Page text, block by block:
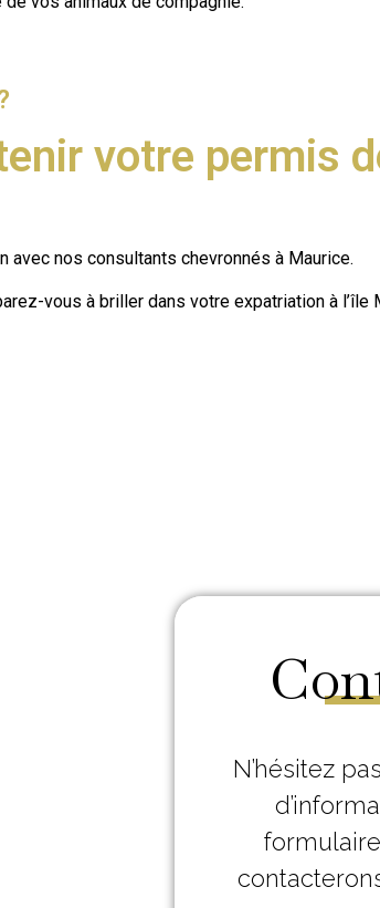
votre permis
avec nos consultants chevronnés à Maurice.
vous à briller dans votre expatriation à l’île
N’hésitez